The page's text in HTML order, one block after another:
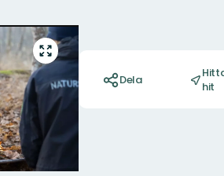
Gå
till
helskärmsläge
Åtgärder
Dela
hit